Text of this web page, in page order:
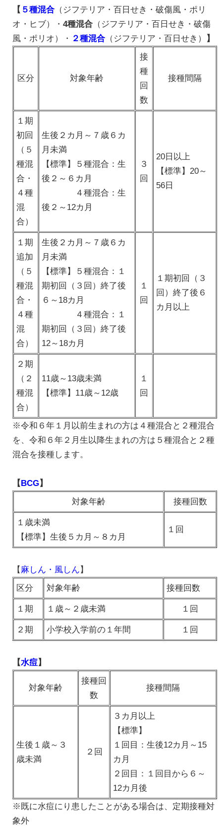
【 ５種混合 （ジフテリア・百日せき・破傷風・ポリ
オ・ヒブ）・ 4種混合 （ジフテリア・百日せき・破傷
風・ポリオ）・ ２種混合 （ジフテリア・百日せき） 】
区分 対象年齢
接
種
回
数
接種間隔
１期
初回
（５
種混
合・
４種
混
合）
生後２カ月～７歳６カ
月未満
【標準】５種混合：生
後２～６カ月
４種混合：生
後２～12カ月
３
回
20日以上
【標準】20～
56日
１期
追加
（５
種混
合・
４種
混
合）
生後２カ月～７歳６カ
月未満
【標準】５種混合：１
期初回（３回）終了後
６～18カ月
４種混合：１
期初回（３回）終了後
12～18カ月
１
回
１期初回（３
回）終了後６
カ月以上
２期
（２
種混
合）
11歳～13歳未満
【標準】11歳～12歳
１
回
※令和６年１月以前生まれの方は４種混合と２種混合
を、令和６年２月生以降生まれの方は５種混合と２種
混合を接種します。
【BCG】
対象年齢
接種回数
１歳未満
【標準】生後５カ月～８カ月
１回
【 麻しん・風しん 】
区分
対象年齢 接種回数
１期 １歳～２歳未満 １回
２期 小学校入学前の１年間 １回
【水痘】
対象年齢
接種回
数
接種間隔
生後１歳～３
歳未満
２回
３カ月以上
【標準】
１回目：生後12カ月～15
カ月
２回目：１回目から６～
12カ月後
※既に水痘にり患したことがある場合は、定期接種対
象外